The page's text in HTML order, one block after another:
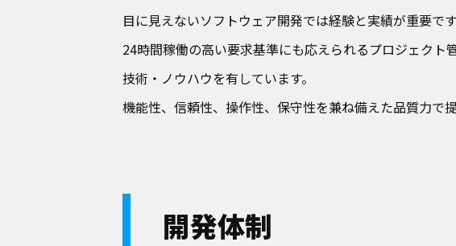
目に見えないソフトウェア開発では経験と実績が重要です
24時間稼働の高い要求基準にも応えられるプロジェクト
技術・ノウハウを有しています。
機能性、信頼性、操作性、保守性を兼ね備えた品質力で提
開発体制